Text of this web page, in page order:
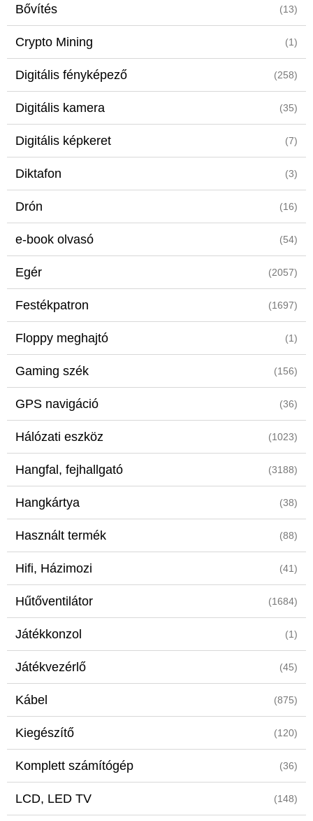
Bővítés (13)
Crypto Mining (1)
Digitális fényképező (258)
Digitális kamera (35)
Digitális képkeret (7)
Diktafon (3)
Drón (16)
e-book olvasó (54)
Egér (2057)
Festékpatron (1697)
Floppy meghajtó (1)
Gaming szék (156)
GPS navigáció (36)
Hálózati eszköz (1023)
Hangfal, fejhallgató (3188)
Hangkártya (38)
Használt termék (88)
Hifi, Házimozi (41)
Hűtőventilátor (1684)
Játékkonzol (1)
Játékvezérlő (45)
Kábel (875)
Kiegészítő (120)
Komplett számítógép (36)
LCD, LED TV (148)